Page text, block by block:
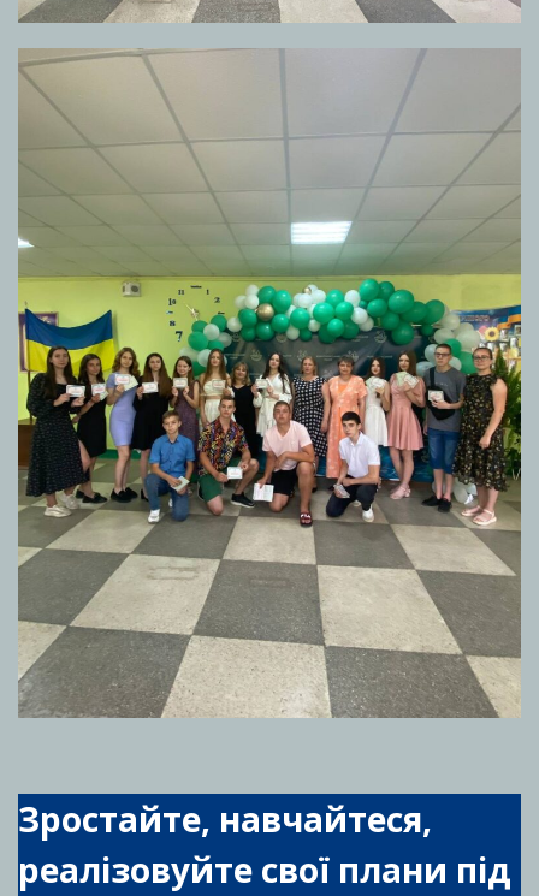
Зростайте, навчайтеся,
реалізовуйте свої плани під